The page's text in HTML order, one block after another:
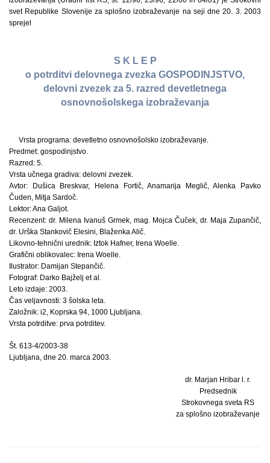
svet Republike Slovenije za splošno izobraževanje na seji dne 20. 3. 2003
sprejel
S K L E P
o potrditvi delovnega zvezka GOSPODINJSTVO,
delovni zvezek za 5. razred devetletnega
osnovnošolskega izobraževanja
Vrsta programa: devetletno osnovnošolsko izobraževanje.
Predmet: gospodinjstvo.
Razred: 5.
Vrsta učnega gradiva: delovni zvezek.
Avtor: Dušica Breskvar, Helena Fortič, Anamarija Meglič, Alenka Pavko
Čuden, Mitja Sardoč.
Lektor: Ana Galjot.
Recenzent: dr. Milena Ivanuš Grmek, mag. Mojca Čuček, dr. Maja Zupančič,
dr. Urška Stankovič Elesini, Blaženka Alič.
Likovno-tehnični urednik: Iztok Hafner, Irena Woelle.
Grafični oblikovalec: Irena Woelle.
Ilustrator: Damijan Stepančič.
Fotograf: Darko Bajželj et al.
Leto izdaje: 2003.
Čas veljavnosti: 3 šolska leta.
Založnik: i2, Koprska 94, 1000 Ljubljana.
Vrsta potrditve: prva potrditev.
Št. 613-4/2003-38
Ljubljana, dne 20. marca 2003.
dr. Marjan Hribar l. r.
Predsednik
Strokovnega sveta RS
za splošno izobraževanje